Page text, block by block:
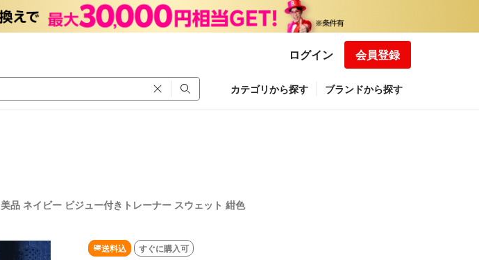
ログイン 会員登録
カテゴリから探す ブランドから探す
美品 ネイビー ビジュー付きトレーナー スウェット 紺色
送料込 すぐに購入可